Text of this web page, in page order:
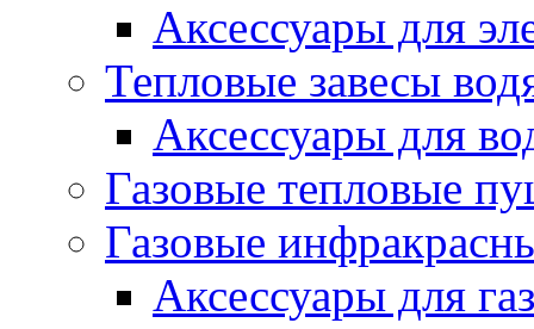
Аксессуары для
Тепловые завесы
Аксессуары для
Газовые тепловые
Газовые
Аксессуары для